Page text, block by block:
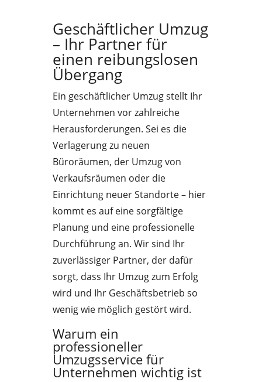
Geschäftlicher Umzug
– Ihr Partner für
einen reibungslosen
Übergang
Ein geschäftlicher Umzug stellt Ihr
Unternehmen vor zahlreiche
Herausforderungen. Sei es die
Verlagerung zu neuen
Büroräumen, der Umzug von
Verkaufsräumen oder die
Einrichtung neuer Standorte – hier
kommt es auf eine sorgfältige
Planung und eine professionelle
Durchführung an. Wir sind Ihr
zuverlässiger Partner, der dafür
sorgt, dass Ihr Umzug zum Erfolg
wird und Ihr Geschäftsbetrieb so
wenig wie möglich gestört wird.
Warum ein
professioneller
Umzugsservice für
Unternehmen wichtig ist